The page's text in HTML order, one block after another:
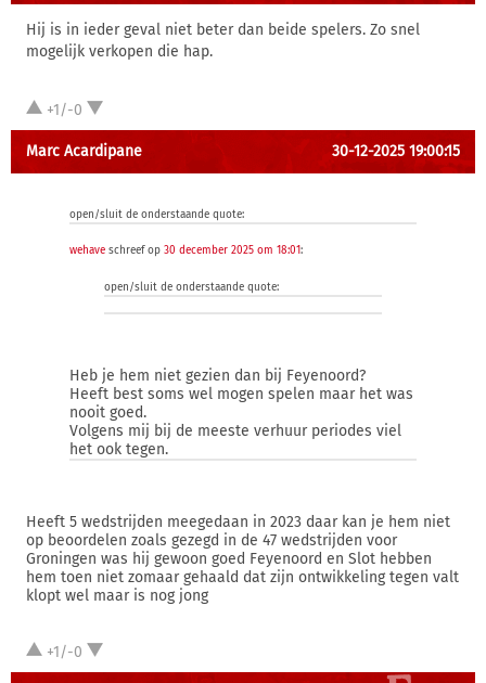
Hij is in ieder geval niet beter dan beide spelers. Zo snel
mogelijk verkopen die hap.
+1/-0
Marc Acardipane 30-12-2025 19:00:15
open/sluit de onderstaande quote:
wehave schreef op 30 december 2025 om 18:01:
open/sluit de onderstaande quote:
Heb je hem niet gezien dan bij Feyenoord?
Heeft best soms wel mogen spelen maar het was
nooit goed.
Volgens mij bij de meeste verhuur periodes viel
het ook tegen.
Heeft 5 wedstrijden meegedaan in 2023 daar kan je hem niet
op beoordelen zoals gezegd in de 47 wedstrijden voor
Groningen was hij gewoon goed Feyenoord en Slot hebben
hem toen niet zomaar gehaald dat zijn ontwikkeling tegen valt
klopt wel maar is nog jong
+1/-0